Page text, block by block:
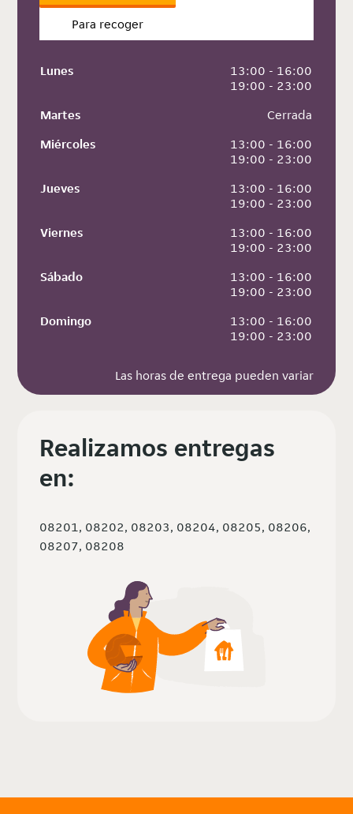
Para recoger
Lunes
13:00 - 16:00
19:00 - 23:00
Martes
Cerrada
Miércoles
13:00 - 16:00
19:00 - 23:00
Jueves
13:00 - 16:00
19:00 - 23:00
Viernes
13:00 - 16:00
19:00 - 23:00
Sábado
13:00 - 16:00
19:00 - 23:00
Domingo
13:00 - 16:00
19:00 - 23:00
Las horas de entrega pueden variar
Realizamos entregas
en:
08201, 08202, 08203, 08204, 08205, 08206,
08207, 08208